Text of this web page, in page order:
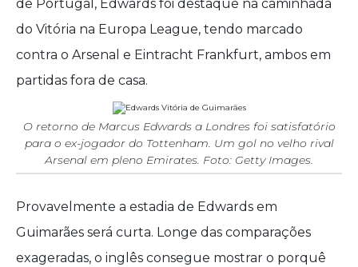
de Portugal, Edwards foi destaque na caminhada
do Vitória na Europa League, tendo marcado
contra o Arsenal e Eintracht Frankfurt, ambos em
partidas fora de casa.
O retorno de Marcus Edwards a Londres foi satisfatório
para o ex-jogador do Tottenham. Um gol no velho rival
Arsenal em pleno Emirates. Foto: Getty Images.
Provavelmente a estadia de Edwards em
Guimarães será curta. Longe das comparações
exageradas, o inglês consegue mostrar o porquê